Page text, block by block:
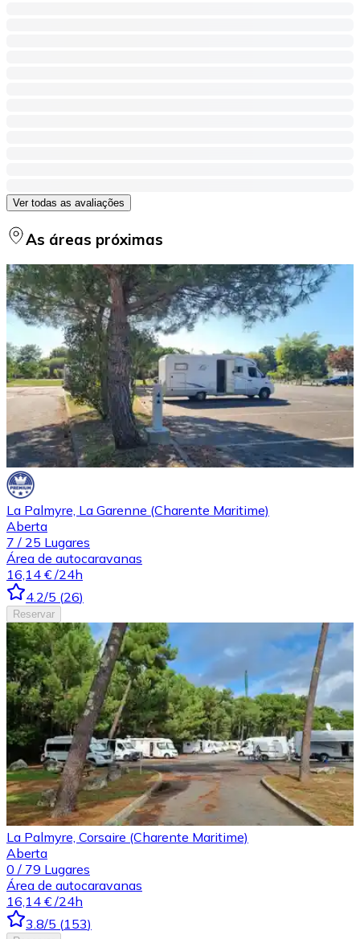
Ver todas as avaliações
As áreas próximas
La Palmyre, La Garenne (Charente Maritime)
Aberta
7 / 25 Lugares
Área de autocaravanas
16,14 € /24h
4.2/5 (26)
Reservar
La Palmyre, Corsaire (Charente Maritime)
Aberta
0 / 79 Lugares
Área de autocaravanas
16,14 € /24h
3.8/5 (153)